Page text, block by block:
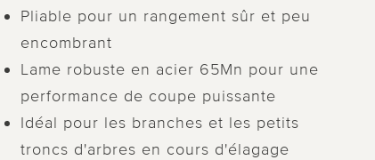
Pliable pour un rangement sûr et peu
encombrant
Lame robuste en acier 65Mn pour une
performance de coupe puissante
Idéal pour les branches et les petits
troncs d'arbres en cours d'élagage